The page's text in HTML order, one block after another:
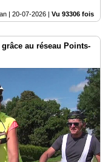
| 20-07-2026 | Vu 93306 fois
au réseau Points-